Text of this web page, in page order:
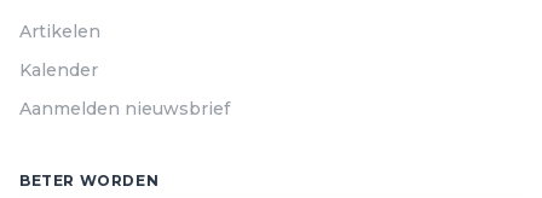
Artikelen
Kalender
Aanmelden nieuwsbrief
BETER WORDEN